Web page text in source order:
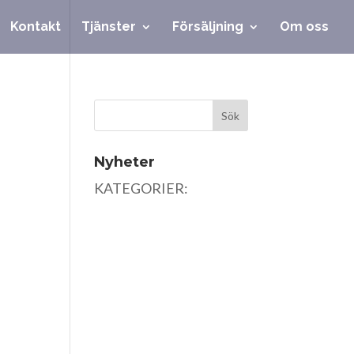
Kontakt Tjänster Försäljning Om oss
Nyheter
KATEGORIER: